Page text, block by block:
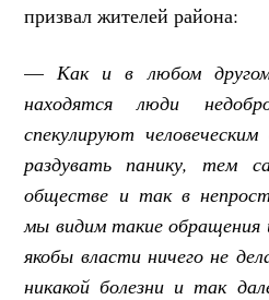
призвал жителей района:
— Как и в любом
находятся люди
спекулируют
раздувать панику, тем
обществе и так в
мы видим такие обращения
якобы власти ничего не
никакой болезни и так